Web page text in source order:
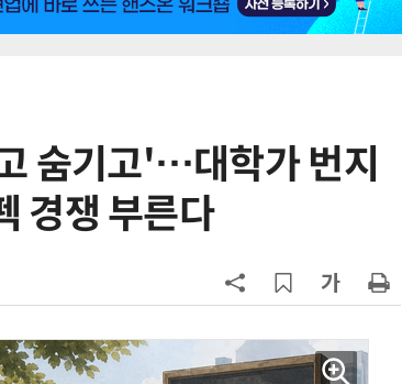
숨기고'…대학가 번지
경쟁 부른다
6
최저임금 1만700원 최종 확정…노
동계·소상공인 이의 모두 기각
액공제' 신설… 지방 생산 시 혜택
메가프로젝트 속도전…'산업자원안
보기금' 신설해 공급망 사수